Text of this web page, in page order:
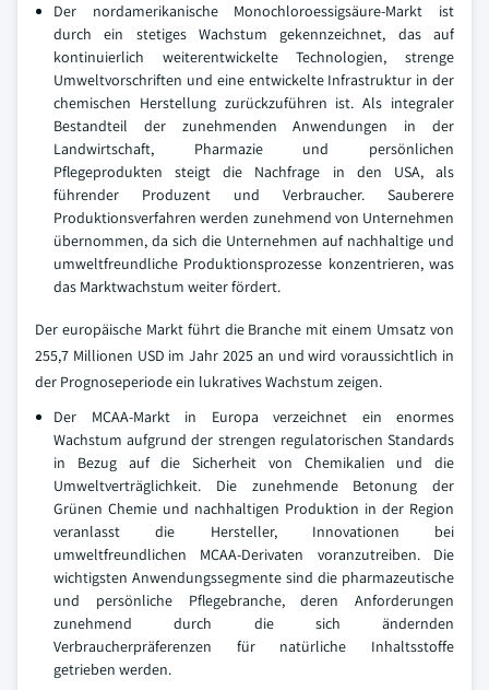
Der nordamerikanische Monochloroessigsäure-Markt ist
durch ein stetiges Wachstum gekennzeichnet, das auf
kontinuierlich weiterentwickelte Technologien, strenge
Umweltvorschriften und eine entwickelte Infrastruktur in der
chemischen Herstellung zurückzuführen ist. Als integraler
Bestandteil der zunehmenden Anwendungen in der
Landwirtschaft, Pharmazie und persönlichen
Pflegeprodukten steigt die Nachfrage in den USA, als
führender Produzent und Verbraucher. Sauberere
Produktionsverfahren werden zunehmend von Unternehmen
übernommen, da sich die Unternehmen auf nachhaltige und
umweltfreundliche Produktionsprozesse konzentrieren, was
das Marktwachstum weiter fördert.
Der europäische Markt führt die Branche mit einem Umsatz von
255,7 Millionen USD im Jahr 2025 an und wird voraussichtlich in
der Prognoseperiode ein lukratives Wachstum zeigen.
Der MCAA-Markt in Europa verzeichnet ein enormes
Wachstum aufgrund der strengen regulatorischen Standards
in Bezug auf die Sicherheit von Chemikalien und die
Umweltverträglichkeit. Die zunehmende Betonung der
Grünen Chemie und nachhaltigen Produktion in der Region
veranlasst die Hersteller, Innovationen bei
umweltfreundlichen MCAA-Derivaten voranzutreiben. Die
wichtigsten Anwendungssegmente sind die pharmazeutische
und persönliche Pflegebranche, deren Anforderungen
zunehmend durch die sich ändernden
Verbraucherpräferenzen für natürliche Inhaltsstoffe
getrieben werden.